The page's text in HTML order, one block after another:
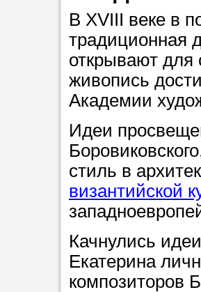
советам,
репетитора
Совет 3.
студент-
хорошо
задачей. Он
цена ниже, и
найдет
учеником.
В XVIII веке в
традиционная
открывают для
живопись
Академии
Идеи
стиль в
византийской
Качнулись
Екатерина
композиторов